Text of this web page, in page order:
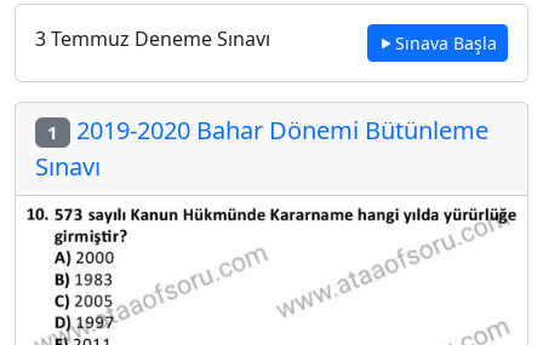
3 Temmuz Deneme Sınavı Sınava Başla
1 2019-2020 Bahar Dönemi Bütünleme
Sınavı